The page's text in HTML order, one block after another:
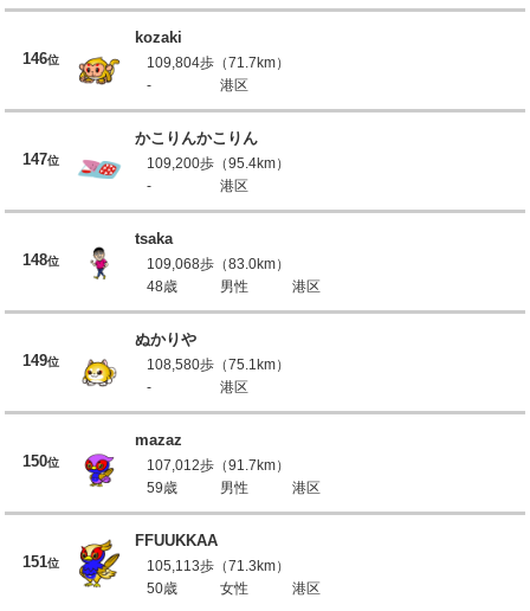
146位
kozaki
109,804歩（71.7km）
-
港区
147位
かこりんかこりん
109,200歩（95.4km）
-
港区
148位
tsaka
109,068歩（83.0km）
48歳
男性 港区
149位
ぬかりや
108,580歩（75.1km）
-
港区
150位
mazaz
107,012歩（91.7km）
59歳
男性 港区
151位
FFUUKKAA
105,113歩（71.3km）
50歳
女性 港区